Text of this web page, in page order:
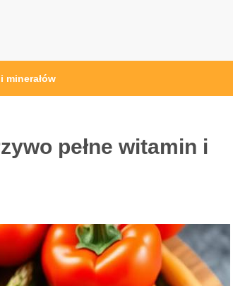
minerałów
pełne witamin i